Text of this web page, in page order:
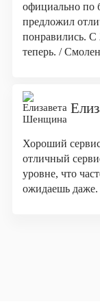
официально по
предложил
понравились. С
теперь. /
Хороший
отличный
уровне, что
ожидаешь